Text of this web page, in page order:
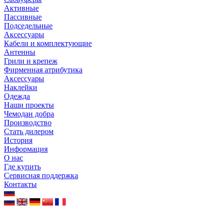
Активные
Пассивные
Подседельные
Аксессуары
Кабели и комплектующие
Антенны
Грили и крепеж
Фирменная атрибутика
Аксессуары
Наклейки
Одежда
Наши проекты
Чемодан добра
Производство
Стать дилером
История
Информация
О нас
Где купить
Сервисная поддержка
Контакты